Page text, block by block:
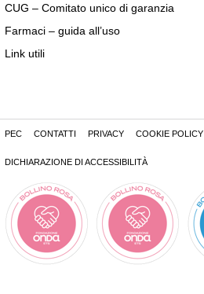
CUG – Comitato unico di garanzia
Farmaci – guida all’uso
Link utili
PEC CONTATTI PRIVACY COOKIE POLICY
DICHIARAZIONE DI ACCESSIBILITÀ